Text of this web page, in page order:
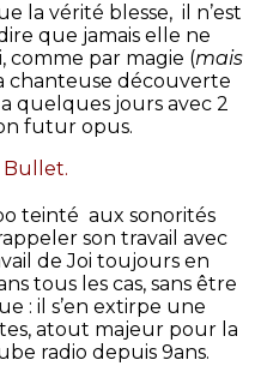
la vérité blesse, il n’est
que jamais elle ne
comme par magie (mais
chanteuse découverte
quelques jours avec 2
futur opus.
Bullet.
teinté aux sonorités
son travail avec
de Joi toujours en
tous les cas, sans être
: il s’en extirpe une
atout majeur pour la
radio depuis 9ans.